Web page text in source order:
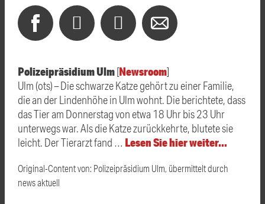
Polizeipräsidium Ulm[Newsroom]
Ulm (ots) – Die schwarze Katze gehört zu einer Familie,
die an der Lindenhöhe in Ulm wohnt. Die berichtete, dass
das Tier am Donnerstag von etwa 18 Uhr bis 23 Uhr
unterwegs war. Als die Katze zurückkehrte, blutete sie
leicht. Der Tierarzt fand … Lesen Sie hier weiter…
Original-Content von: Polizeipräsidium Ulm, übermittelt durch
news aktuell